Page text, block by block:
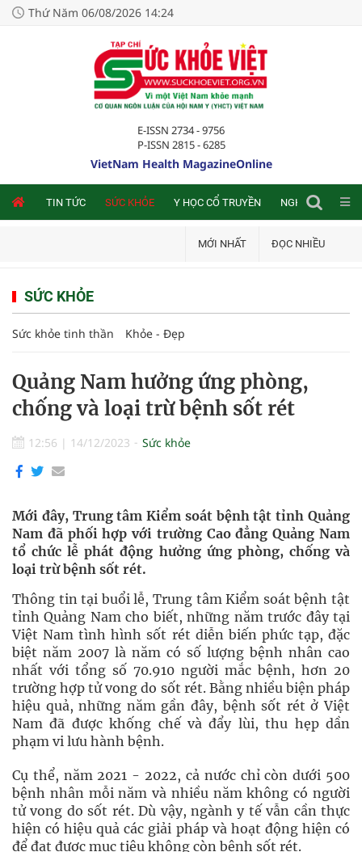
Thứ Năm 06/08/2026 14:24
E-ISSN 2734 - 9756
P-ISSN 2815 - 6285
VietNam Health MagazineOnline
TIN TỨC SỨC KHỎE Y HỌC CỔ TRUYỀN NGHIÊN CỨU
MỚI NHẤT ĐỌC NHIỀU
SỨC KHỎE
Sức khỏe tinh thần Khỏe - Đẹp
Quảng Nam hưởng ứng phòng,
chống và loại trừ bệnh sốt rét
12:56 | 14/12/2023 Sức khỏe
Mới đây, Trung tâm Kiểm soát bệnh tật tỉnh Quảng
Nam đã phối hợp với trường Cao đẳng Quảng Nam
tổ chức lễ phát động hưởng ứng phòng, chống và
loại trừ bệnh sốt rét.
Thông tin tại buổi lễ, Trung tâm Kiểm soát bệnh tật
tỉnh Quảng Nam cho biết, những năm trước đây tại
Việt Nam tình hình sốt rét diễn biến phức tạp, đặc
biệt năm 2007 là năm có số lượng bệnh nhân cao
nhất với tổng số 70.910 người mắc bệnh, hơn 20
trường hợp tử vong do sốt rét. Bằng nhiều biện pháp
hiệu quả, những năm gần đây, bệnh sốt rét ở Việt
Nam đã được khống chế và đẩy lùi, thu hẹp dần
phạm vi lưu hành bệnh.
Cụ thể, năm 2021 - 2022, cả nước chỉ còn dưới 500
bệnh nhân mỗi năm và nhiều năm không có người
tử vong do sốt rét. Dù vậy, ngành y tế vẫn cần thực
hiện có hiệu quả các giải pháp và hoạt động hiện có
để đạt được mục tiêu không còn bệnh sốt rét.